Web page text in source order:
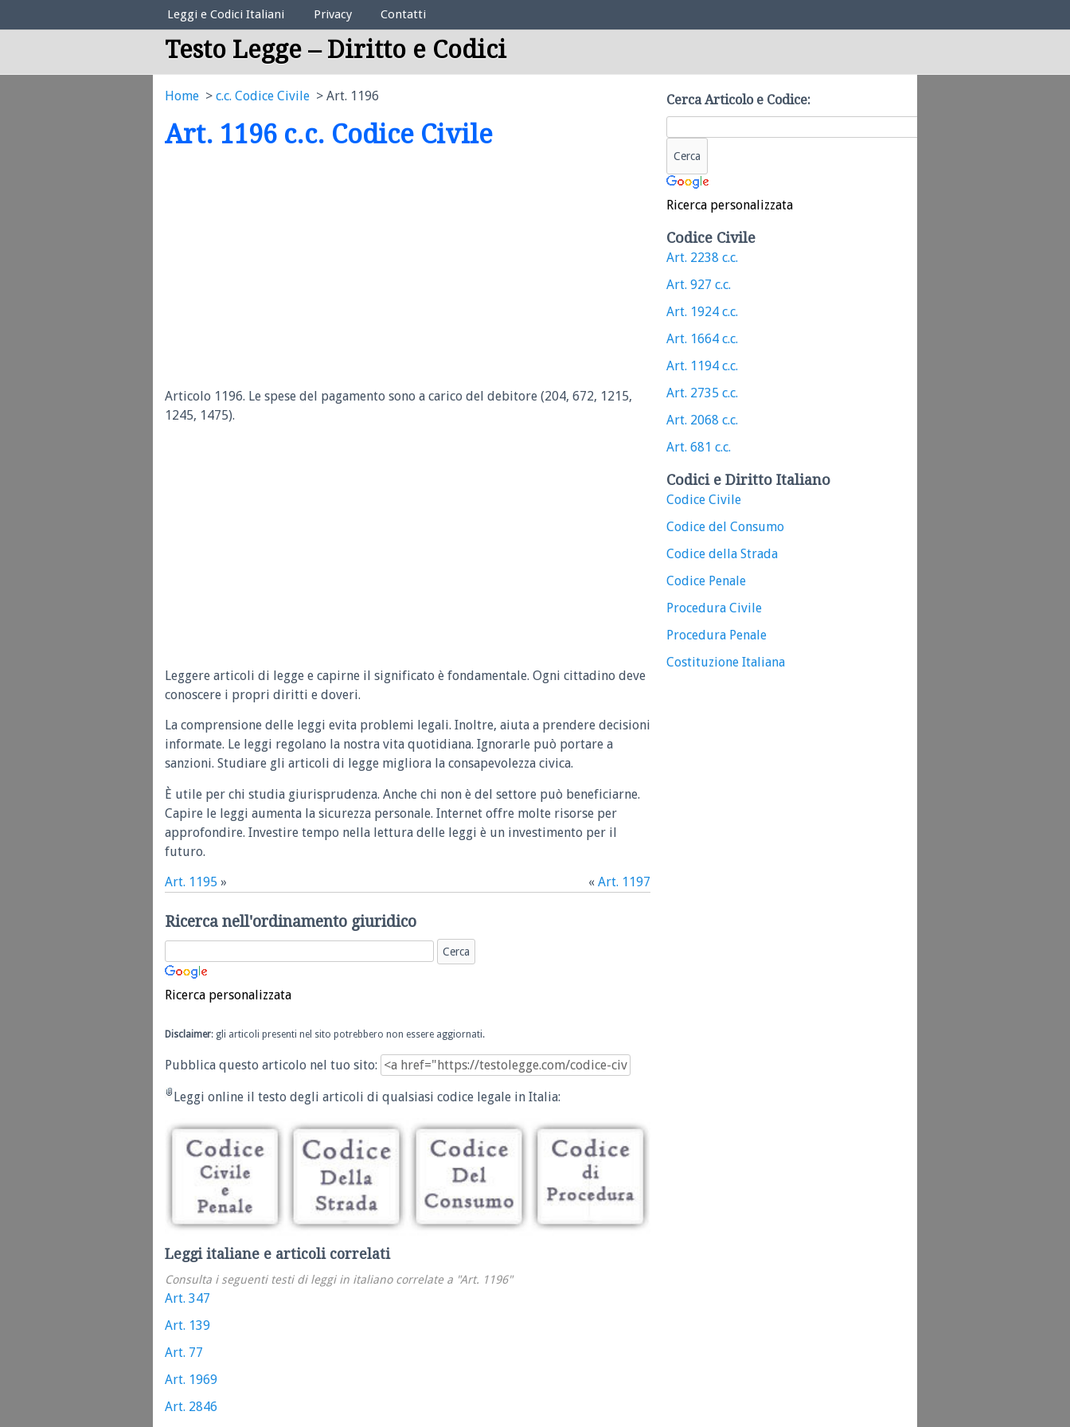
Elenco Codici Legali
Leggi e Codici Italiani Privacy Contatti
Testo Legge – Diritto e Codici
Home c.c. Codice Civile Art. 1196
Art. 1196 c.c. Codice Civile
Articolo 1196. Le spese del pagamento sono a carico del debitore (204, 672, 1215,
1245, 1475).
Leggere articoli di legge e capirne il significato è fondamentale. Ogni cittadino deve
conoscere i propri diritti e doveri.
La comprensione delle leggi evita problemi legali. Inoltre, aiuta a prendere decisioni
informate. Le leggi regolano la nostra vita quotidiana. Ignorarle può portare a
sanzioni. Studiare gli articoli di legge migliora la consapevolezza civica.
È utile per chi studia giurisprudenza. Anche chi non è del settore può beneficiarne.
Capire le leggi aumenta la sicurezza personale. Internet offre molte risorse per
approfondire. Investire tempo nella lettura delle leggi è un investimento per il
futuro.
Art. 1195 » « Art. 1197
Ricerca nell'ordinamento giuridico
Ricerca personalizzata
Disclaimer: gli articoli presenti nel sito potrebbero non essere aggiornati.
Pubblica questo articolo nel tuo sito:
Leggi online il testo degli articoli di qualsiasi codice legale in Italia:
Leggi italiane e articoli correlati
Consulta i seguenti testi di leggi in italiano correlate a "Art. 1196"
Art. 347
Art. 139
Art. 77
Art. 1969
Art. 2846
Cerca Articolo e Codice:
Ricerca personalizzata
Codice Civile
Art. 2238 c.c.
Art. 927 c.c.
Art. 1924 c.c.
Art. 1664 c.c.
Art. 1194 c.c.
Art. 2735 c.c.
Art. 2068 c.c.
Art. 681 c.c.
Codici e Diritto Italiano
Codice Civile
Codice del Consumo
Codice della Strada
Codice Penale
Procedura Civile
Procedura Penale
Costituzione Italiana